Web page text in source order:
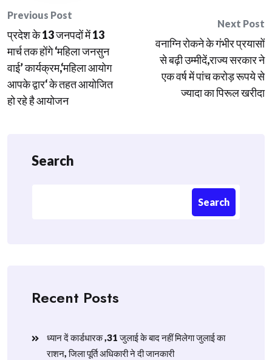
Post
navigation
Previous Post
प्रदेश के 13 जनपदों में 13
मार्च तक होंगे ‘महिला जनसुन
वाई’ कार्यक्रम,‘महिला आयोग
आपके द्वार‘ के तहत आयोजित
हो रहे है आयोजन
Next Post
वनाग्नि रोकने के गंभीर प्रयासों
से बढ़ी उम्मीदें,राज्य सरकार ने
एक वर्ष में पांच करोड़ रूपये से
ज्यादा का पिरूल खरीदा
Search
Search
Recent Posts
ध्यान दें कार्डधारक ,31 जुलाई के बाद नहीं मिलेगा जुलाई का
राशन, जिला पूर्ति अधिकारी ने दी जानकारी